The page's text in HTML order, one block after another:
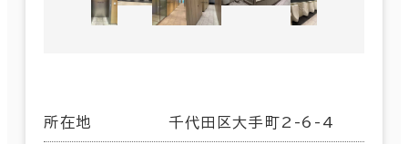
所在地 千代田区大手町2-6-4